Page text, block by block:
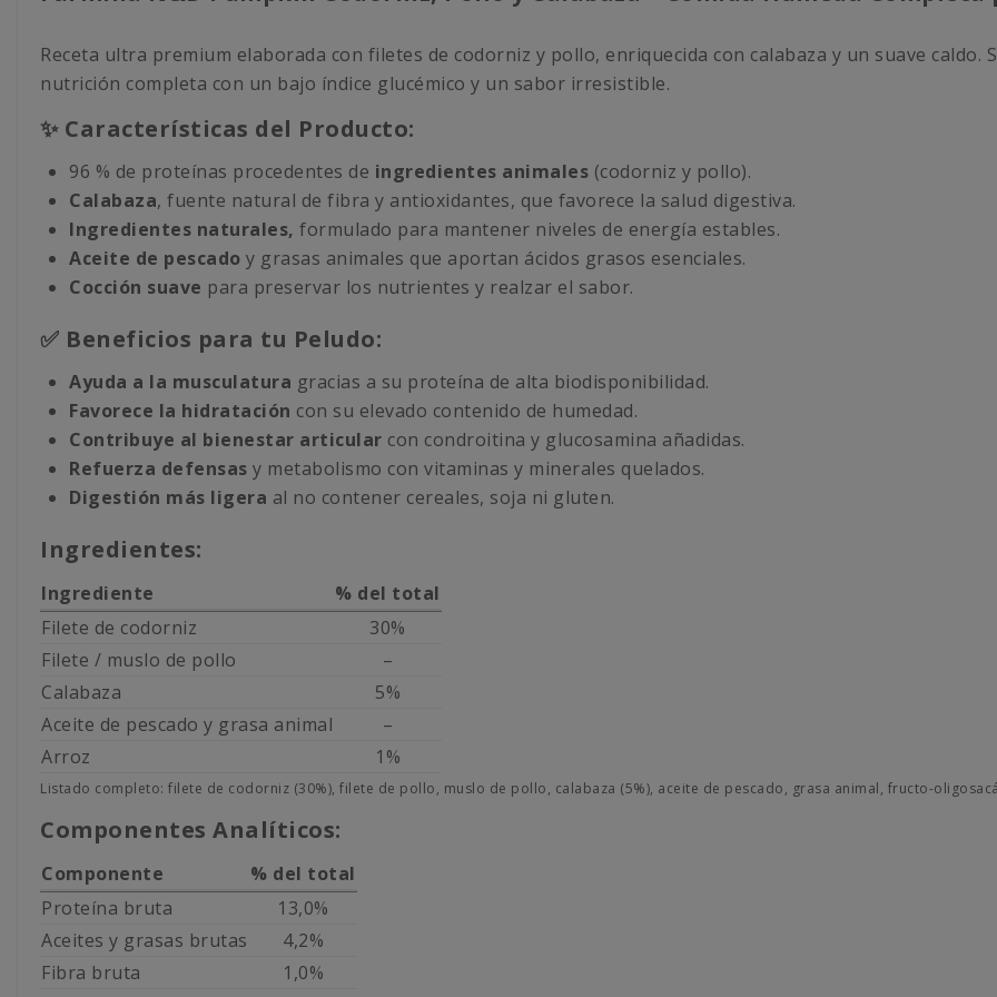
Receta ultra premium elaborada con filetes de codorniz y pollo, enriquecida con calabaza y un suave
nutrición completa con un bajo índice glucémico y un sabor irresistible.
✨ Características del Producto:
96 % de proteínas procedentes de ingredientes animales (codorniz y pollo).
Calabaza, fuente natural de fibra y antioxidantes, que favorece la salud digestiva.
Ingredientes naturales, formulado para mantener niveles de energía estables.
Aceite de pescado y grasas animales que aportan ácidos grasos esenciales.
Cocción suave para preservar los nutrientes y realzar el sabor.
✅ Beneficios para tu Peludo:
Ayuda a la musculatura gracias a su proteína de alta biodisponibilidad.
Favorece la hidratación con su elevado contenido de humedad.
Contribuye al bienestar articular con condroitina y glucosamina añadidas.
Refuerza defensas y metabolismo con vitaminas y minerales quelados.
Digestión más ligera al no contener cereales, soja ni gluten.
Ingredientes:
Ingrediente
% del total
Filete de codorniz
30%
Filete / muslo de pollo
–
Calabaza
5%
Aceite de pescado y grasa animal
–
Arroz
1%
Listado completo: filete de codorniz (30%), filete de pollo, muslo de pollo, calabaza (5%), aceite de pescado, grasa animal, fructo-
Componentes Analíticos:
Componente
% del total
Proteína bruta
13,0%
Aceites y grasas brutas
4,2%
Fibra bruta
1,0%